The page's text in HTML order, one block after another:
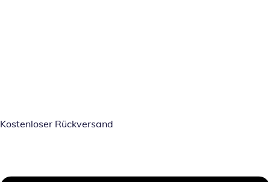
Kostenloser Rückversand